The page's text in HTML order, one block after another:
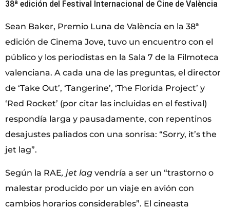
38ª edición del Festival Internacional de Cine de València
Sean Baker, Premio Luna de València en la 38ª
edición de Cinema Jove, tuvo un encuentro con el
público y los periodistas en la Sala 7 de la Filmoteca
valenciana. A cada una de las preguntas, el director
de ‘Take Out’, ‘Tangerine’, ‘The Florida Project’ y
‘Red Rocket’ (por citar las incluidas en el festival)
respondía larga y pausadamente, con repentinos
desajustes paliados con una sonrisa: “Sorry, it’s the
jet lag”.
Según la RAE, jet lag vendría a ser un “trastorno o
malestar producido por un viaje en avión con
cambios horarios considerables”. El cineasta